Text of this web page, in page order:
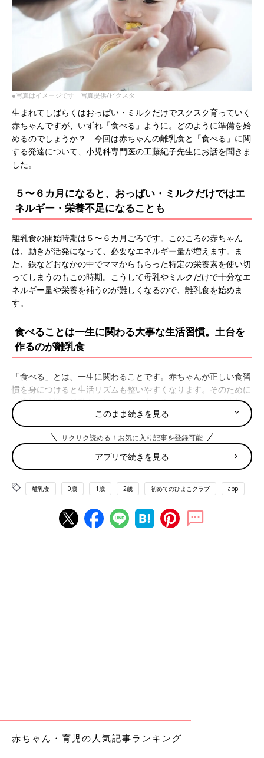
●写真はイメージです 写真提供/ピクスタ
生まれてしばらくはおっぱい・ミルクだけでスクスク育っていく
赤ちゃんですが、いずれ「食べる」ように。どのように準備を始
めるのでしょうか？ 今回は赤ちゃんの離乳食と「食べる」に関
する発達について、小児科専門医の工藤紀子先生にお話を聞きま
した。
５〜６カ⽉になると、おっぱい・ミルクだけではエ
ネルギー・栄養不足になることも
離乳食の開始時期は５〜６カ月ごろです。このころの赤ちゃん
は、動きが活発になって、必要なエネルギー量が増えます。ま
た、鉄などおなかの中でママからもらった特定の栄養素を使い切
ってしまうのもこの時期。こうして母乳やミルクだけで十分なエ
ネルギー量や栄養を補うのが難しくなるので、離乳食を始めま
す。
⾷べることは⼀⽣に関わる⼤事な⽣活習慣。⼟台を
作るのが離乳⾷
「食べる」とは、一生に関わることです。赤ちゃんが正しい食習
慣を身につけると生活リズムも整いやすくなります。そのために
も適切な時期に離乳食を始め、食の土台作りを進めるのが大切。
また、離乳食の機会はママ・パパにとっても調理時の衛生管理に
ついて知るいい機会に。正しく実践し、赤ちゃんに安全な食べ物
を提供しましょう。
おっぱいを吸うために 生後しばらくはスプーンを受
け付けない
赤ちゃんはおっぱいなどを吸う力（吸啜（きゅうてつ）反射）
と、吸えないものを舌で押し出す力（押し出し反射）を持って生
の乳首以外が入ってきても大丈夫なように慣らす準備。指や手、
おもちゃ、時には足をなめることがある赤ちゃん。お口センサー
を発達させ頑張っているんだ！と温かく見守っていきましょう。
このまま続きを見る
サクサク読める！お気に入り記事を登録可能
アプリで続きを見る
離乳食 0歳 1歳 2歳 初めてのひよこクラブ app
赤ちゃん・育児の人気記事ランキング